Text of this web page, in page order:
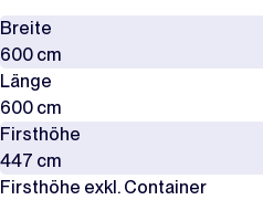
Breite
600 cm
Länge
600 cm
Firsthöhe
447 cm
Firsthöhe exkl. Container